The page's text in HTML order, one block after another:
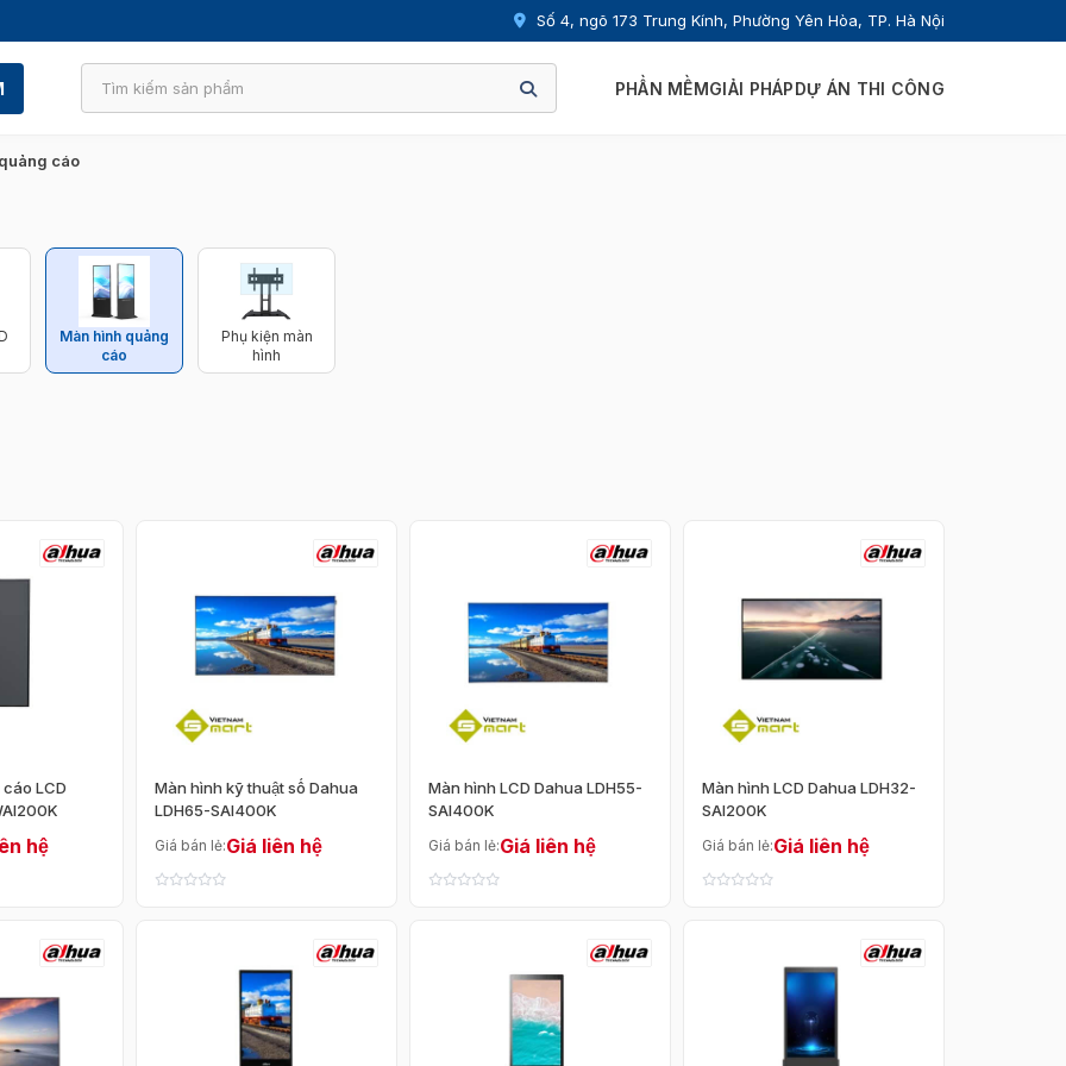
Số 4, ngõ 173 Trung Kính, Phường Yên Hòa, TP. Hà Nội
PHẦN MỀMGIẢI PHÁPDỰ ÁN THI CÔNG
cáo
Màn hình quảng
cáo
Phụ kiện màn
hình
Thương hiệu
máy tính Mặc định Giá tăng dần Giá giảm dần Mới cập nhật Bán chạy
0
LCD
hệ
Màn hình kỹ thuật số Dahua
LDH65-SAI400K
Giá bán lẻ:Giá liên hệ
Màn hình LCD Dahua LDH55-
SAI400K
Giá bán lẻ:Giá liên hệ
Màn hình LCD Dahua LDH32-
SAI200K
Giá bán lẻ:Giá liên hệ